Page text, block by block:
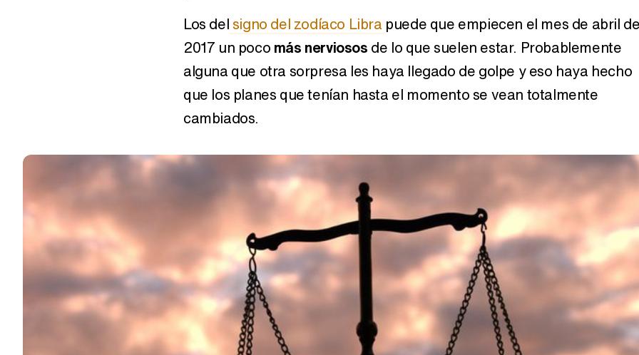
Manu Baqueiro: "Tuve como referente a Bruce Willis en 'Luz de Luna' para mi trabajo en la serie 'Perdiendo el juicio'"
Los delsigno del zodíaco Libra puede que empiecen el mes de abril
2017 un poco más nerviosos de lo que suelen estar. Probablemente
alguna que otra sorpresa les haya llegado de golpe y eso haya hecho
que los planes que tenían hasta el momento se vean totalmente
cambiados.